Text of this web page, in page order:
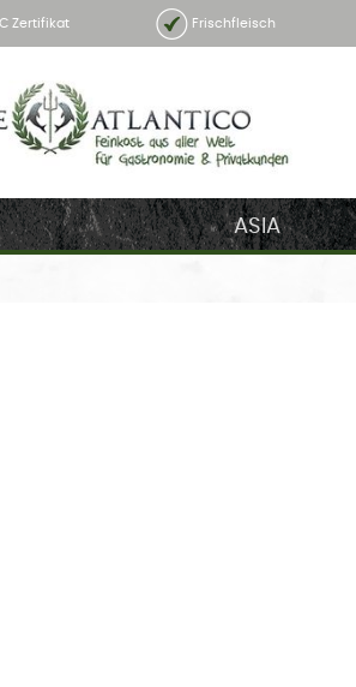
Zertifikat Frischfleisch
ASIA